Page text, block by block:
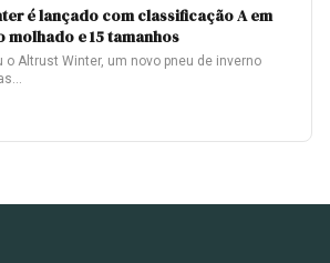
é lançado com classificação A em
molhado e 15 tamanhos
o Altrust Winter, um novo pneu de inverno